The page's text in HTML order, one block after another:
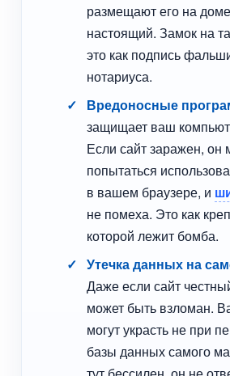
размещают его на
настоящий. Замок на
это как подпись
нотариуса.
Вредоносные
защищает ваш
Если сайт заражен, он
попытаться
в вашем браузере, и
не помеха. Это как
которой лежит бомба.
Утечка данных на
Даже если сайт
может быть взломан.
могут украсть не при
базы данных самого